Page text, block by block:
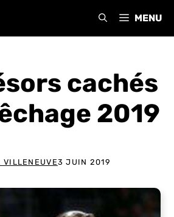
MENU
cachés
2019
VILLENEUVE3 JUIN 2019